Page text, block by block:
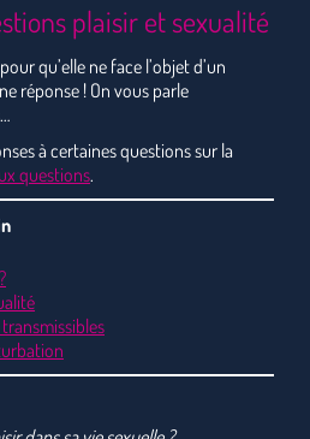
plaisir et sexualité
qu’elle ne face l’objet d’un
réponse ! On vous parle
à certaines questions sur la
questions.